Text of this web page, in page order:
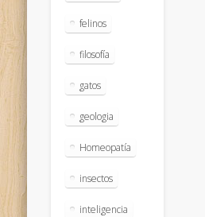
felinos
filosofía
gatos
geologia
Homeopatía
insectos
inteligencia